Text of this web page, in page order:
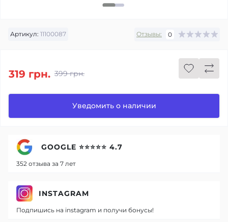
Артикул: 11100087 Отзывы: 0
399 грн.
319 грн.
Уведомить о наличии
GOOGLE ⭐⭐⭐⭐⭐ 4.7
352 отзыва за 7 лет
INSTAGRAM
Подпишись на instagram и получи бонусы!